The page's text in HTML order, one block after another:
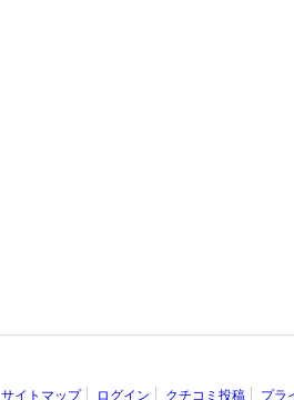
サイトマップ ログイン クチコミ投稿 プラ